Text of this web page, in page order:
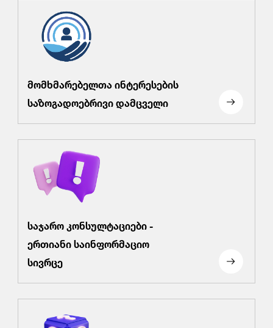
მომხმარებელთა ინტერესების
საზოგადოებრივი დამცველი
საჯარო კონსულტაციები -
ერთიანი საინფორმაციო
სივრცე